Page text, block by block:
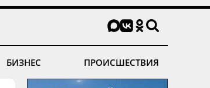
БИЗНЕС ПРОИСШЕСТВИЯ